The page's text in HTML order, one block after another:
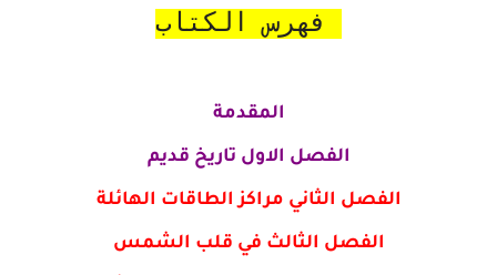
فهرس الكتاب
المقدمة
الفصل الاول تاريخ قديم
الفصل الثاني مراكز الطاقات الهائلة
الفصل الثالث في قلب الشمس